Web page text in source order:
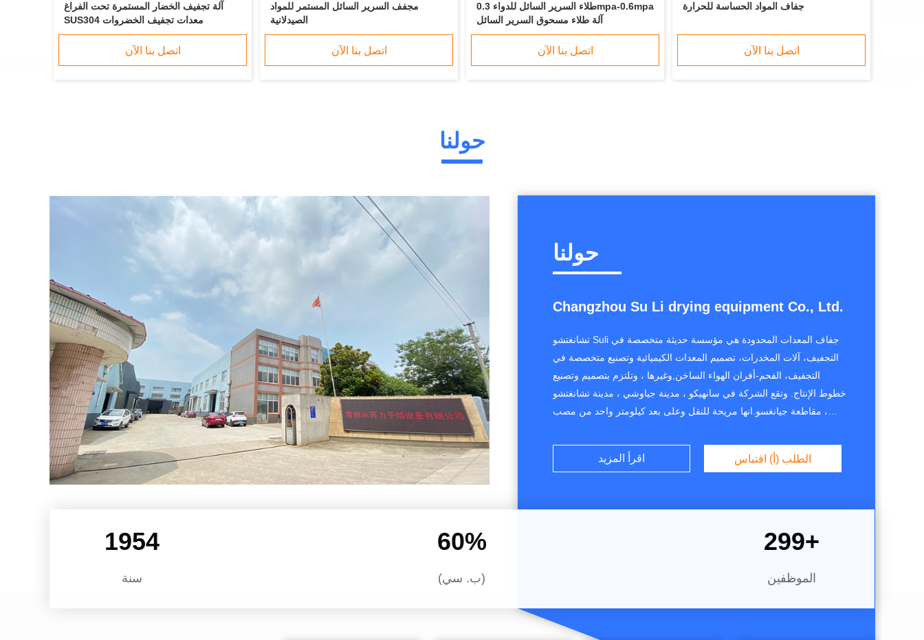
آلة تجفيف الخضار المستمرة تحت الفراغ
SUS304 معدات تجفيف الخضروات
اتصل بنا الآن
مجفف السرير السائل المستمر للمواد
الصيدلانية
اتصل بنا الآن
طلاء السرير السائل للدواء 0.3mpa-0.6mpa
آلة طلاء مسحوق السرير السائل
اتصل بنا الآن
جفاف المواد الحساسة للحرارة
اتصل بنا الآن
حولنا
حولنا
Changzhou Su Li drying equipment Co., Ltd.
تشانغتشو Suli جفاف المعدات المحدودة هي مؤسسة حديثة متخصصة في
التجفيف، آلات المخدرات، تصميم المعدات الكيميائية وتصنيع متخصصة في
التجفيف، الفحم-أفران الهواء الساخن,وغيرها ، وتلتزم بتصميم وتصنيع
خطوط الإنتاج. وتقع الشركة في سانهيكو ، مدينة جياوشي ، مدينة تشانغتشو
، مقاطعة جيانغسو.انها مريحة للنقل وعلى بعد كيلومتر واحد من مصب
ذوي التقنية العالية لسنوات عديدة، تم تحديث المنتجات باستمرار،و هو مبيع
اقرأ المزيد الطلب (أ) اقتباس
2004
سنة
60%
(ب. سي)
300+
الموظفين